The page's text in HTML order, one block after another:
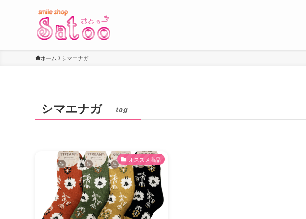
ホーム シマエナガ
シマエナガ – tag –
オススメ商品